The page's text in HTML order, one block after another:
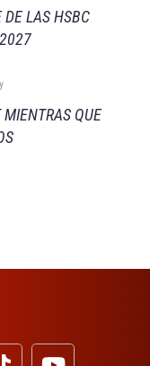
DE LAS HSBC
QUE